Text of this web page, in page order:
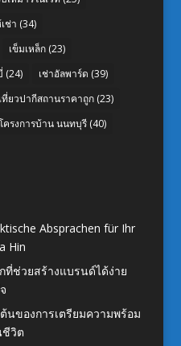
ช่า (34)
เข็มเหล็ก(23)
(24) เช่าอัลพาร์ด (39)
เที่ยวปากีสถานราคาถูก(23)
ครงการบ้าน นนทบุรี(40)
Absprachen für Ihr
Hin
ที่ช่วยสร้างแบรนด์ได้ง่าย
นของการเตรียมความพร้อม
ชีวิต